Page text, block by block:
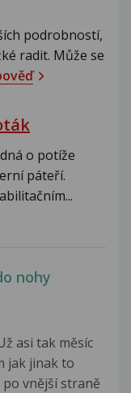
podrobností,
radit. Může se
o potíže
páteří.
nohy
asi tak měsíc
jak jinak to
vnější straně